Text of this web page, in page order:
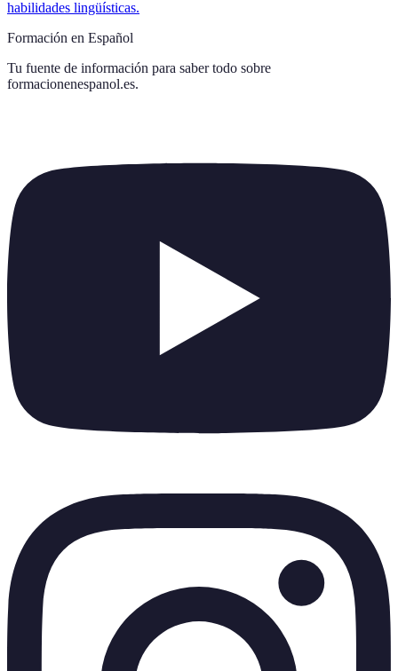
habilidades lingüísticas.
Formación en Español
Tu fuente de información para saber todo sobre
formacionenespanol.es.